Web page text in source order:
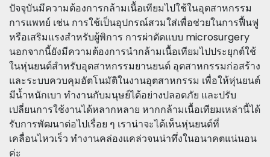
ปัจจุบันมีความต้องการกล้ามเนื้อเทียมไปใช้ในอุตสาหกรรม
การแพทย์ เช่น การใช้เป็นอุปกรณ์สวมใส่เพื่อช่วยในการฟื้นฟู
หรือเสริมแรงสำหรับผู้พิการ การผ่าตัดแบบ microsurgery
นอกจากนี้ยังมีความต้องการนำกล้ามเนื้อเทียมไปประยุกต์ใช้
ในหุ่นยนต์สำหรับอุตสาหกรรมยานยนต์ อุตสาหกรรมก่อสร้าง
และระบบควบคุมอัตโนมัติในงานอุตสาหกรรม เพื่อให้หุ่นยนต์
มีน้ำหนักเบา ทำงานกับมนุษย์ได้อย่างปลอดภัย และปรับ
เปลี่ยนการใช้งานได้หลากหลาย หากกล้ามเนื้อเทียมเหล่านี้ได้
รับการพัฒนาต่อไปเรื่อย ๆ เราน่าจะได้เห็นหุ่นยนต์ที่
เคลื่อนไหวเร็ว ทำงานคล่องแคล่วจนน่าทึ่งในอนาคตแน่นอน
ค่ะ